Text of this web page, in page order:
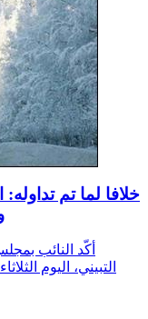
خلافا لما تم
أكّد النائب